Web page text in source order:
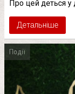
Про цей деться у
Детальніше
Події